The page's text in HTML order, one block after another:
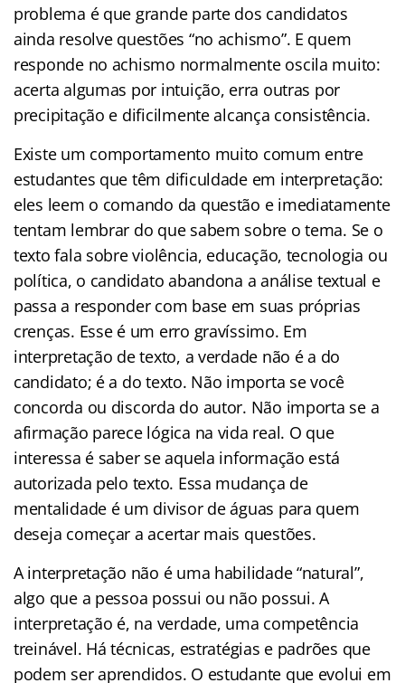
problema é que grande parte dos candidatos
ainda resolve questões “no achismo”. E quem
responde no achismo normalmente oscila muito:
acerta algumas por intuição, erra outras por
precipitação e dificilmente alcança consistência.
Existe um comportamento muito comum entre
estudantes que têm dificuldade em interpretação:
eles leem o comando da questão e imediatamente
tentam lembrar do que sabem sobre o tema. Se o
texto fala sobre violência, educação, tecnologia ou
política, o candidato abandona a análise textual e
passa a responder com base em suas próprias
crenças. Esse é um erro gravíssimo. Em
interpretação de texto, a verdade não é a do
candidato; é a do texto. Não importa se você
concorda ou discorda do autor. Não importa se a
afirmação parece lógica na vida real. O que
interessa é saber se aquela informação está
autorizada pelo texto. Essa mudança de
mentalidade é um divisor de águas para quem
deseja começar a acertar mais questões.
A interpretação não é uma habilidade “natural”,
algo que a pessoa possui ou não possui. A
interpretação é, na verdade, uma competência
treinável. Há técnicas, estratégias e padrões que
podem ser aprendidos. O estudante que evolui em